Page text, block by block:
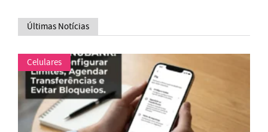
Últimas Notícias
Celulares